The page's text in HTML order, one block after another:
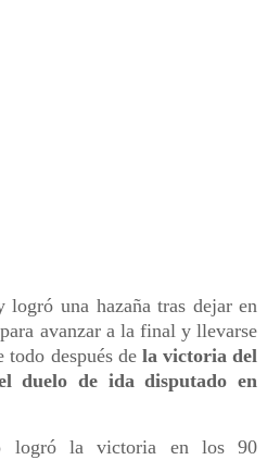
una hazaña tras dejar en
avanzar a la final y llevarse
todo después de la victoria del
duelo de ida disputado en
logró la victoria en los 90